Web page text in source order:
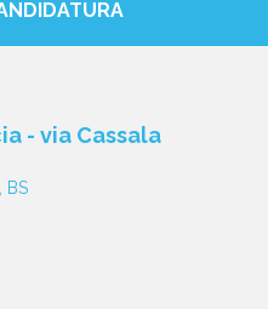
- via Cassala
BS